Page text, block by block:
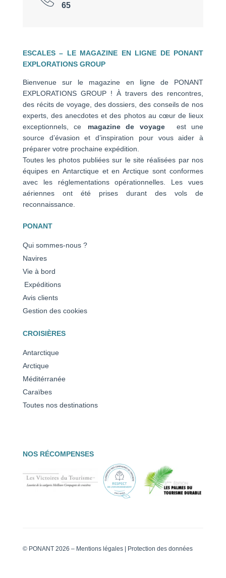
65
ESCALES – LE MAGAZINE EN LIGNE DE PONANT
EXPLORATIONS GROUP
Bienvenue sur le magazine en ligne de PONANT
EXPLORATIONS GROUP ! À travers des rencontres,
des récits de voyage, des dossiers, des conseils de nos
experts, des anecdotes et des photos au cœur de lieux
exceptionnels, ce magazine de voyage
est une
source d’évasion et d’inspiration pour vous aider à
préparer votre prochaine expédition.
Toutes les photos publiées sur le site réalisées par nos
équipes en Antarctique et en Arctique sont conformes
avec les réglementations opérationnelles. Les vues
aériennes ont été prises durant des vols de
reconnaissance.
PONANT
Qui sommes-nous ?
Navires
Vie à bord
Expéditions
Avis clients
Gestion des cookies
CROISIÈRES
Antarctique
Arctique
Méditérranée
Caraïbes
Toutes nos destinations
NOS RÉCOMPENSES
© PONANT 2026 – Mentions légales| Protection des données